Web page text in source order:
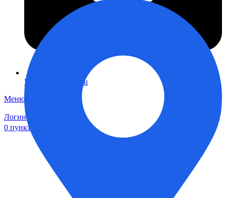
FTS-omsk@mail.ru
Меню
Логин / Регистрация
0 пунктов